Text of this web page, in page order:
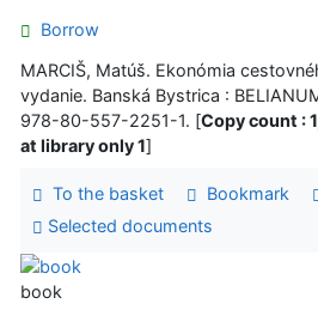
Borrow
MARCIŠ, Matúš. Ekonómia
vydanie. Banská Bystrica :
978-80-557-2251-1. [Copy count :
at library only 1]
To the basket Bookmark
Selected documents
book